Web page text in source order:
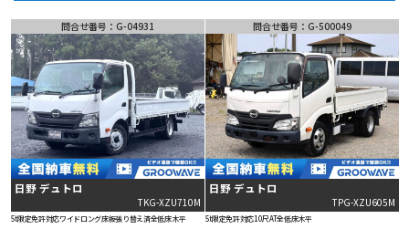
問合せ番号：G-04931
日野 デュトロ
TKG-XZU710M
5t限定免許対応ワイドロング床板張り替え済全低床木平
問合せ番号：G-500049
日野 デュトロ
TPG-XZU605M
5t限定免許対応10尺AT全低床木平